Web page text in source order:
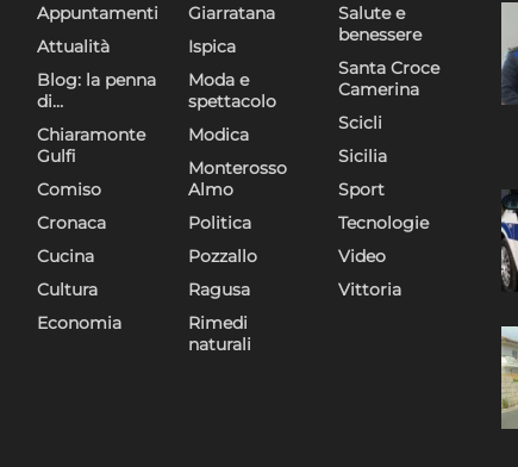
Appuntamenti
Attualità
Blog: la penna
di…
Chiaramonte
Gulfi
Comiso
Cronaca
Cucina
Cultura
Economia
Giarratana
Ispica
Moda e
spettacolo
Modica
Monterosso
Almo
Politica
Pozzallo
Ragusa
Rimedi
naturali
Salute e
benessere
Santa Croce
Camerina
Scicli
Sicilia
Sport
Tecnologie
Video
Vittoria